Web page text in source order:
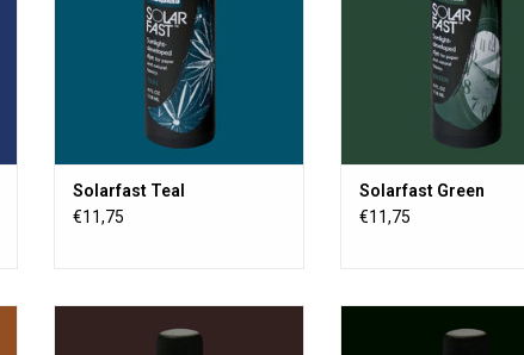
Textilien, Holz, Papier usw.
Solarfast Teal
€11,75
Textilien, Holz, Papier
Solarfast Green
€11,75
der sich der Farbstoff unter dem
der sich der Farbstoff